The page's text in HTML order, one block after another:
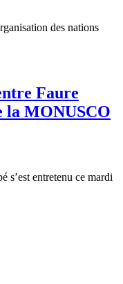
des nations
Faure
la MONUSCO
s’est entretenu ce mardi